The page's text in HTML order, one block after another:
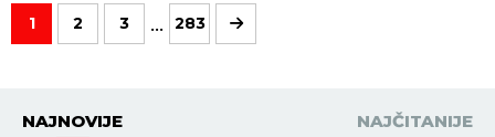
1 2 3 ... 283
NAJNOVIJE NAJČITANIJE